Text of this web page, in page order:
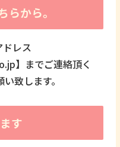
らから。
レス
】までご連絡頂く
致します。
す